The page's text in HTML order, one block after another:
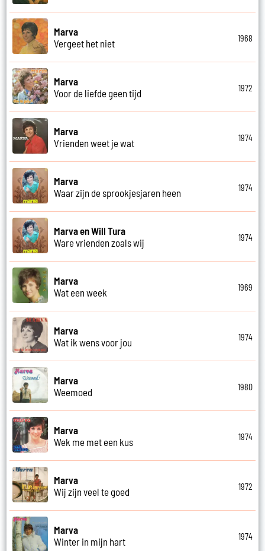
Marva
Vergeet het niet
1968
Marva
Voor de liefde geen tijd
1972
Marva
Vrienden weet je wat
1974
Marva
Waar zijn de sprookjesjaren heen
1974
Marva en Will Tura
Ware vrienden zoals wij
1974
Marva
Wat een week
1969
Marva
Wat ik wens voor jou
1974
Marva
Weemoed
1980
Marva
Wek me met een kus
1974
Marva
Wij zijn veel te goed
1972
Marva
Winter in mijn hart
1974